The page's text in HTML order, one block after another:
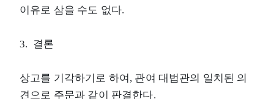
이유로 삼을 수도 없다.
3. 결론
상고를 기각하기로 하여, 관여 대법관의 일치된 의
견으로 주문과 같이 판결한다.